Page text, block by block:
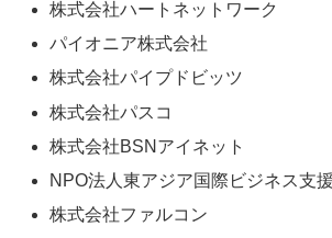
株式会社ハートネットワーク
パイオニア株式会社
株式会社パイプドビッツ
株式会社パスコ
株式会社BSNアイネット
NPO法人東アジア国際ビジネス支
株式会社ファルコン